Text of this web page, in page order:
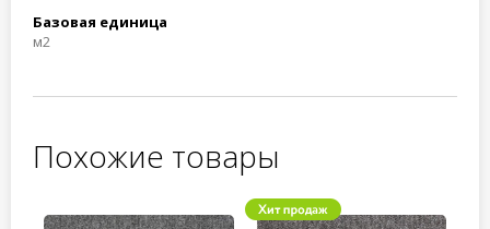
Базовая единица
м2
Похожие товары